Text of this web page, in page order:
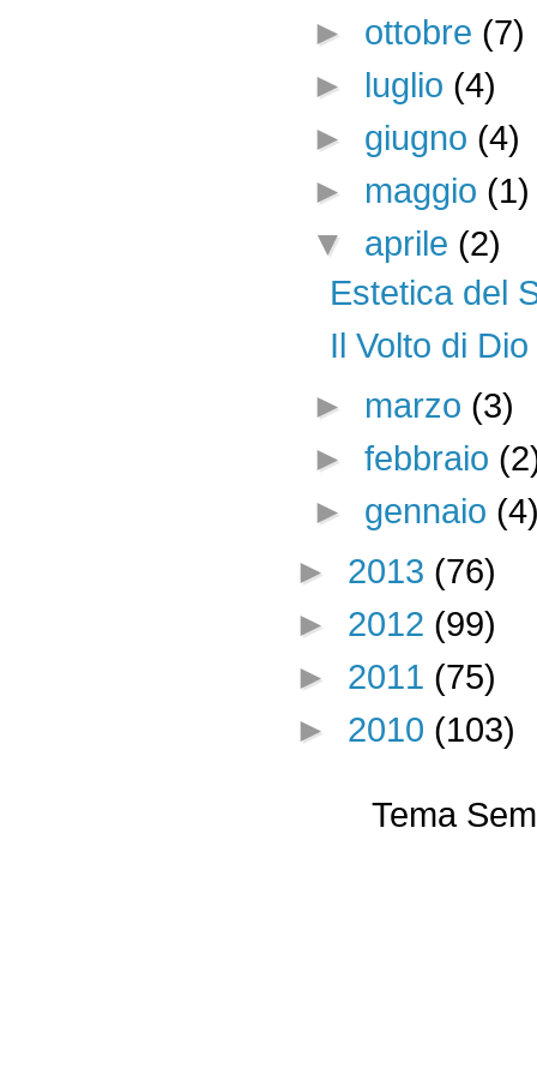
► ottobre (7)
► luglio (4)
► giugno (4)
► maggio (1)
▼ aprile (2)
Estetica del
Il Volto di
► marzo (3)
►febbraio
► gennaio
► 2013 (76)
► 2012 (99)
► 2011 (75)
► 2010 (103)
Tema